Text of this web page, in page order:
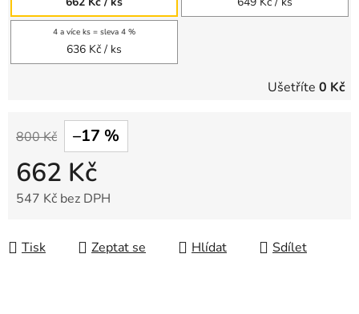
4 a více ks = sleva 4 %
636 Kč / ks
Ušetříte 0 Kč
800 Kč –17 %
662 Kč
547 Kč bez DPH
Tisk
Zeptat se Hlídat Sdílet